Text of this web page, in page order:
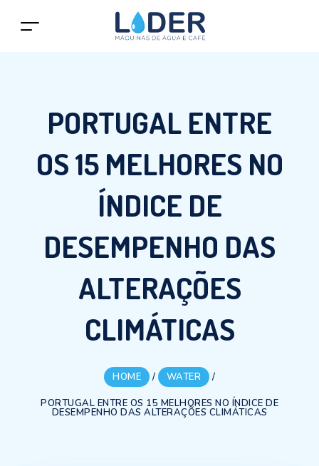
PORTUGAL ENTRE
OS 15 MELHORES NO
ÍNDICE DE
DESEMPENHO DAS
ALTERAÇÕES
CLIMÁTICAS
HOME / WATER /
PORTUGAL ENTRE OS 15 MELHORES NO ÍNDICE DE
DESEMPENHO DAS ALTERAÇÕES CLIMÁTICAS